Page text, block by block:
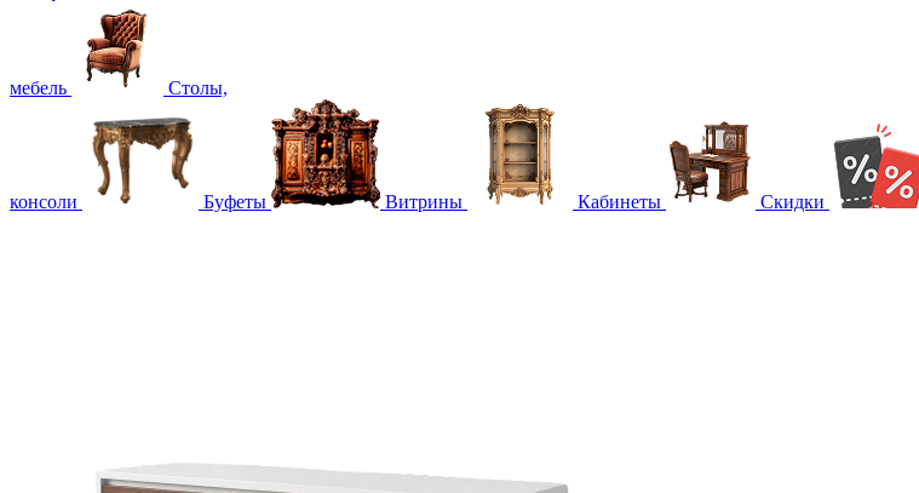
мебель Столы,
консоли Буфеты Витрины Кабинеты Скидки